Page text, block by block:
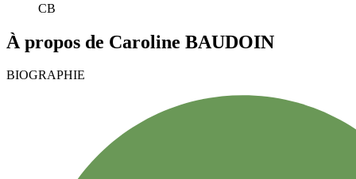
CB
À propos de Caroline BAUDOIN
BIOGRAPHIE